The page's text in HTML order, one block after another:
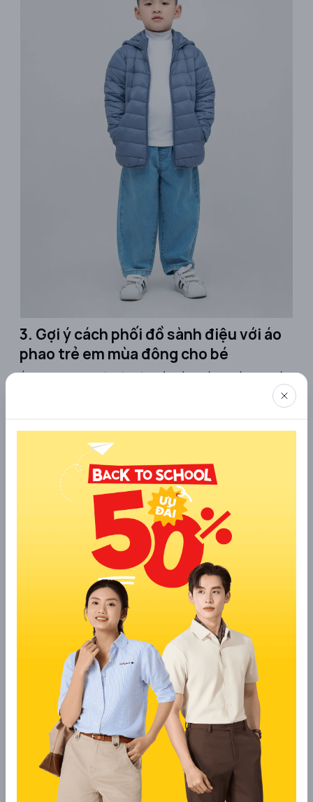
3. Gợi ý cách phối đồ sành điệu với áo
phao trẻ em mùa đông cho bé
Áo phao không còn là món đồ “cồng kềnh” nếu mẹ biết
cách phối đồ thông minh. Chỉ cần vài mẹo nhỏ, bé vừa
ấm áp, vừa năng động, lại thật thời thượng. Dưới đây là
những công thức phối đồ giúp bé nổi bật và thoải mái
trong mùa đông:
Phong cách năng động, hàng ngày:
phao, áo len dệt kim, quần jeans là lựa chọn hoàn
hảo cho cả bé trai và bé gái. Áo phao giữ ấm tối
ưu, áo len tạo lớp cách nhiệt mềm mại, còn quần
jeans bền, dễ vận động. Bộ trang phục này giúp bé
chạy nhảy thoải mái mà vẫn phong cách khi đi học
hay đi chơi.
Điệu đà cho bé gái:Muốn bé nữ tính mà vẫn ấm
áp, hãy thử áo phao dáng dài, váy len xòe hoặc
váy chữ A, quần tất/legging, bốt cổ thấp. Áo phao
dáng dài che phủ tốt, giữ ấm cả chân, váy len tạo
điểm nhấn duyên dáng, quần tất hay legging giúp
bé không lạnh khi vận động, bốt cổ thấp hoàn
thiện set đồ vừa xinh xắn, vừa tiện lợi.
Phong cách thể thao, năng lượng:
Cho các bé
thích chạy nhảy, vui chơi ngoài trời, kết hợp áo
phao gile hoặc tay dài, áo hoodie, quần jogger. Áo
phao gile nhẹ tênh giúp bé linh hoạt, hoodie giữ
ấm phần thân trên và tạo layer thời trang, quần
jogger co giãn, mềm mại, lý tưởng cho mọi hoạt
động thể chất.
4. Thương hiệu áo phao trẻ em mùa
đông uy tín nhất hiện nay